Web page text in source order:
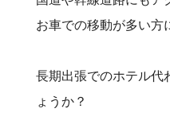
お車での移動が多い方
長期出張でのホテル代
ょうか？